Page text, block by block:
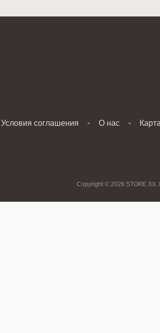
Условия соглашения О нас
Copyright © 2026 STORE